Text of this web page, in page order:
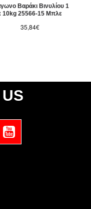
Βαράκι Βινυλίου 1
10kg 25566-15 Μπλε
35,84€